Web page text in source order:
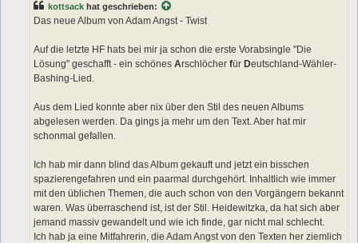
r
a
kottsack hat geschrieben:
Das neue Album von Adam Angst - Twist
Auf die letzte HF hats bei mir ja schon die erste Vorabsingle "Die
Lösung" geschafft - ein schönes Arschlöcher für Deutschland-Wähler-
Bashing-Lied.
Aus dem Lied konnte aber nix über den Stil des neuen Albums
abgelesen werden. Da gings ja mehr um den Text. Aber hat mir
schonmal gefallen.
Ich hab mir dann blind das Album gekauft und jetzt ein bisschen
spazierengefahren und ein paarmal durchgehört. Inhaltlich wie immer
mit den üblichen Themen, die auch schon von den Vorgängern bekannt
waren. Was überraschend ist, ist der Stil. Heidewitzka, da hat sich aber
jemand massiv gewandelt und wie ich finde, gar nicht mal schlecht.
Ich hab ja eine Mitfahrerin, die Adam Angst von den Texten her ziemlich